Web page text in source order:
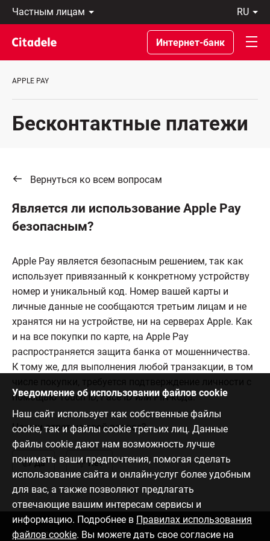
Частным
лицам
Предприятиям
Private
Banking
банке
ru
Latviski
По-
русски
In
Интернет-банк
APPLE PAY
Бесконтактные платежи
Вернуться ко всем вопросам
Является ли использование Apple Pay
безопасным?
Apple Pay является безопасным решением, так как
использует привязанный к конкретному устройству
номер и уникальный код. Номер вашей карты и
личные данные не сообщаются третьим лицам и не
хранятся ни на устройстве, ни на серверах Apple. Как
и на все покупки по карте, на Apple Pay
распространяется защита банка от мошенничества.
К тому же, для выполнения любой транзакции, в том
помощью Touch ID, Face ID или PIN-кода.
Нашли ответ на свой вопрос?
Да Нет
Уведомление об использовании файлов cookie
Наш сайт использует как собственные файлы
cookie, так и файлы cookie третьих лиц. Данные
файлы cookie дают нам возможность лучше
понимать ваши предпочтения, помогая сделать
использование сайта и онлайн-услуг более удобным
для вас, а также позволяют предлагать
отвечающие вашим интересам сервисы и
информацию. Подробнее в Правилах использования
файлов cookie. Вы можете дать свое согласие на
Связаться с нами